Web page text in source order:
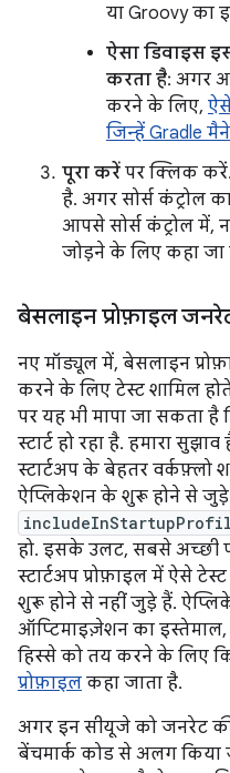
या Groovy का
ऐसा डिवाइस
करता है: अगर
करने के लिए,
जिन्हें Gradle
पूरा करें पर क्लिक
है. अगर सोर्स कंट्रोल
आपसे सोर्स कंट्रोल में,
जोड़ने के लिए कहा जा
बेसलाइन प्रोफ़ाइल
नए मॉड्यूल में, बेसलाइन
करने के लिए टेस्ट शामिल
पर यह भी मापा जा सकता
स्टार्ट हो रहा है. हमारा
स्टार्टअप के बेहतर वर्कफ़्लो
ऐप्लिकेशन के शुरू होने से जुड़े
हो. इसके उलट, सबसे अच्छी
स्टार्टअप प्रोफ़ाइल में ऐसे
शुरू होने से नहीं जुड़े हैं.
ऑप्टिमाइज़ेशन का
हिस्से को तय करने के लिए
प्रोफ़ाइल कहा जाता है.
अगर इन सीयूजे को जनरेट
बेंचमार्क कोड से अलग किया